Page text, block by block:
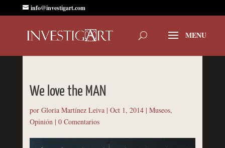
info@investigart.com
We love the MAN
por Gloria Martínez Leiva| Oct 1, 2014| Museos,
Opinión| 0 Comentarios